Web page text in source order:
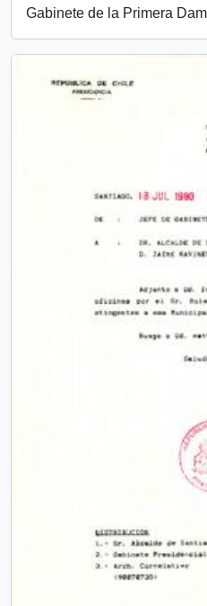
Gabinete de la Primera